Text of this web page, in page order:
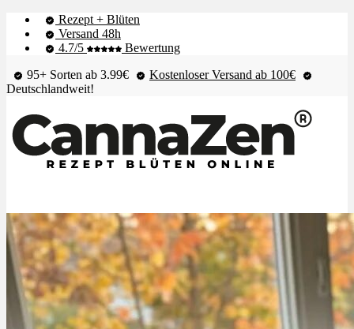
Rezept + Blüten
Versand 48h
4.7/5
Bewertung
95+ Sorten ab 3.99€
Kostenloser Versand ab 100€
Deutschlandweit!
Shop & Live-Bestand
Blüten
Extrakte